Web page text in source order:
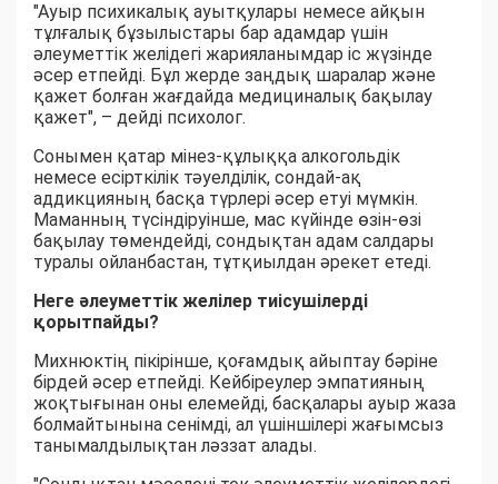
"Ауыр психикалық ауытқулары немесе айқын
тұлғалық бұзылыстары бар адамдар үшін
әлеуметтік желідегі жарияланымдар іс жүзінде
әсер етпейді. Бұл жерде заңдық шаралар және
қажет болған жағдайда медициналық бақылау
қажет", – дейді психолог.
Сонымен қатар мінез-құлыққа алкогольдік
немесе есірткілік тәуелділік, сондай-ақ
аддикцияның басқа түрлері әсер етуі мүмкін.
Маманның түсіндіруінше, мас күйінде өзін-өзі
бақылау төмендейді, сондықтан адам салдары
туралы ойланбастан, тұтқиылдан әрекет етеді.
Неге әлеуметтік желілер тиісушілерді
қорытпайды?
Михнюктің пікірінше, қоғамдық айыптау бәріне
бірдей әсер етпейді. Кейбіреулер эмпатияның
жоқтығынан оны елемейді, басқалары ауыр жаза
болмайтынына сенімді, ал үшіншілері жағымсыз
танымалдылықтан ләззат алады.